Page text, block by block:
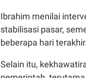
Ibrahim menilai
stabilisasi pasar,
beberapa hari terakhir.
Selain itu,